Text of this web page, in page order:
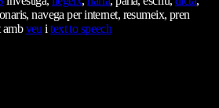
navega per internet, resumeix, pren
veuitext to speech